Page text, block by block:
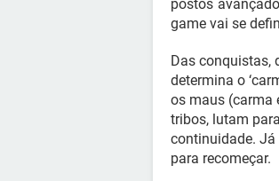
postos
game vai se
Das conquistas,
determina o
os maus (carma
tribos, lutam
continuidade. Já
para recomeçar.